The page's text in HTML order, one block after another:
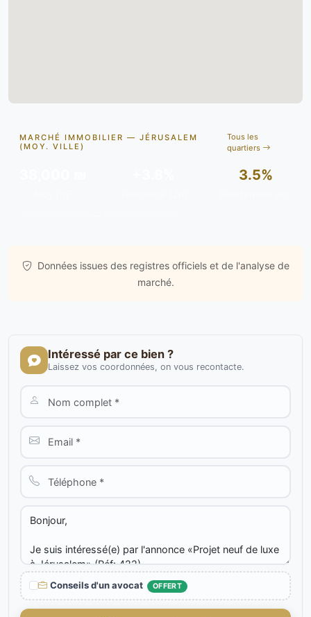
MARCHÉ IMMOBILIER — JÉRUSALEM
(MOY. VILLE)
Tous les
quartiers
3.5%
Données issues des registres officiels et de l'analyse de
marché.
Intéressé par ce bien ?
Laissez vos coordonnées, on vous recontacte.
Conseils d'un avocat OFFERT